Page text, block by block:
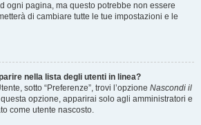
ogni pagina, ma questo potrebbe non essere
di cambiare tutte le tue impostazioni e le
nella lista degli utenti in linea?
sotto “Preferenze”, trovi l’opzione Nascondi il
questa opzione, apparirai solo agli amministratori e
come utente nascosto.